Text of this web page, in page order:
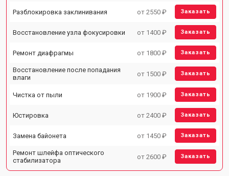
Разблокировка заклинивания от 2550 ₽ Заказать
Восстановление узла фокусировки от 1400 ₽ Заказать
Ремонт диафрагмы от 1800 ₽ Заказать
Восстановление после попадания
влаги
от 1500 ₽ Заказать
Чистка от пыли от 1900 ₽ Заказать
Юстировка от 2400 ₽ Заказать
Замена байонета от 1450 ₽ Заказать
Ремонт шлейфа оптического
стабилизатора
от 2600 ₽ Заказать